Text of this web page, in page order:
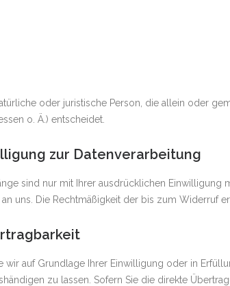
oder juristische Person, die allein oder
o. Ä.) entscheidet.
zur Datenverarbeitung
sind nur mit Ihrer ausdrücklichen
uns. Die Rechtmäßigkeit der bis zum Widerruf
wir auf Grundlage Ihrer Einwilligung oder in
zu lassen. Sofern Sie die direkte